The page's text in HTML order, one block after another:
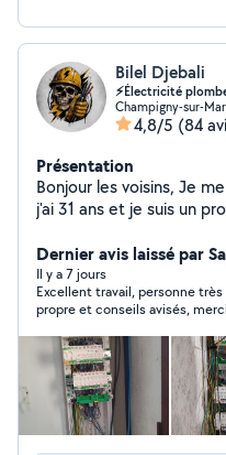
!
Bilel Djebali
⚡Électricité
Champigny-sur-
4,8/5 (84
Présentation
Bonjour les voisins, Je me présente : je m'appelle Bilel,
j'ai 31 ans et je suis un
peux intervenir dans tous
systèmes du bâtiment
,carrelage, etc.). Je suis sérieux, ponctuel et à votre
service pour tous vos
réparation. N'hésitez
des travaux à réaliser, même petits.
Services
Dernier avis laissé par
Il y a 7 jours
Excellent travail, personne
propre et conseils avisés,